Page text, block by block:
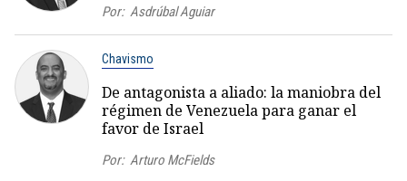
Por: Asdrúbal Aguiar
Chavismo
De antagonista a aliado: la maniobra del
régimen de Venezuela para ganar el
favor de Israel
Por: Arturo McFields